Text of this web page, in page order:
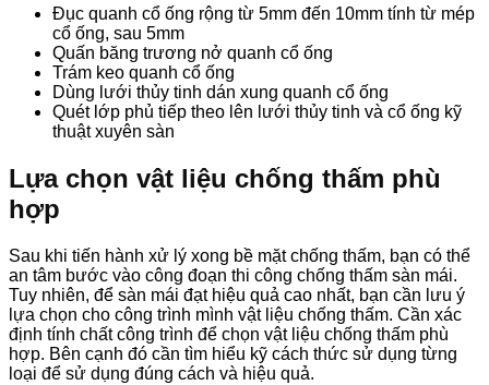
Đục quanh cổ ống rộng từ 5mm đến 10mm tính từ mép
cổ ống, sau 5mm
Quấn băng trương nở quanh cổ ống
Trám keo quanh cổ ống
Dùng lưới thủy tinh dán xung quanh cổ ống
Quét lớp phủ tiếp theo lên lưới thủy tinh và cổ ống kỹ
thuật xuyên sàn
Lựa chọn vật liệu chống thấm phù
hợp
Sau khi tiến hành xử lý xong bề mặt chống thấm, bạn có thể
an tâm bước vào công đoạn thi công chống thấm sàn mái.
Tuy nhiên, để sàn mái đạt hiệu quả cao nhất, bạn cần lưu ý
lựa chọn cho công trình mình vật liệu chống thấm. Cần xác
định tính chất công trình để chọn vật liệu chống thấm phù
hợp. Bên cạnh đó cần tìm hiểu kỹ cách thức sử dụng từng
loại để sử dụng đúng cách và hiệu quả.